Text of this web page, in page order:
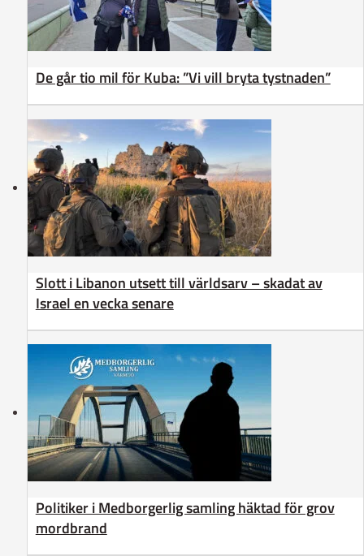
De går tio mil för Kuba: ”Vi vill bryta tystnaden”
Slott i Libanon utsett till världsarv – skadat av
Israel en vecka senare
Politiker i Medborgerlig samling häktad för grov
mordbrand